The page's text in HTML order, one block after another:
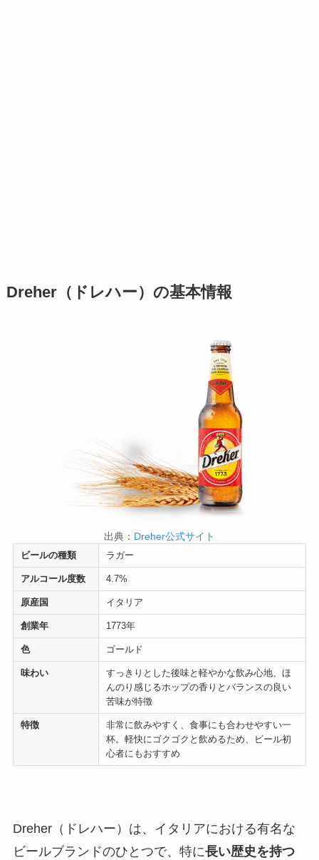
Dreher（ドレハー）の基本情報
出典： Dreher公式サイト
ビールの種類 ラガー
アルコール度数 4.7%
原産国 イタリア
創業年 1773年
色 ゴールド
味わい
すっきりとした後味と軽やかな飲み心地、ほ
んのり感じるホップの香りとバランスの良い
苦味が特徴
特徴
非常に飲みやすく、食事にも合わせやすい一
杯。軽快にゴクゴクと飲めるため、ビール初
心者にもおすすめ
Dreher（ドレハー）は、イタリアにおける有名な
ビールブランドのひとつで、特に長い歴史を持つ